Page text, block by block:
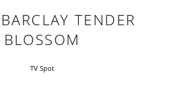
TENDER
BLOSSOM
TV Spot